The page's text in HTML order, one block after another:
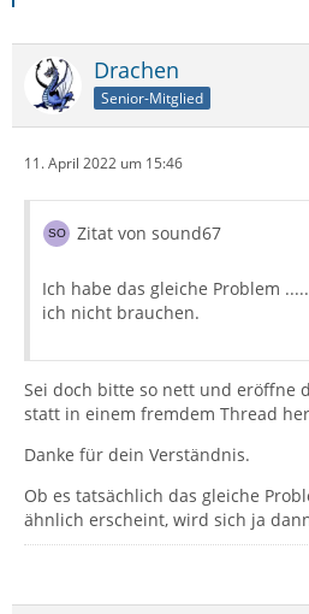
Drachen
Senior-Mitglied
11. April 2022 um 15:46
Zitat von sound67
Ich habe das gleiche Problem
ich nicht brauchen.
Sei doch bitte so nett und eröffne
statt in einem fremdem Thread
Danke für dein Verständnis.
Ob es tatsächlich das gleiche
ähnlich erscheint, wird sich ja